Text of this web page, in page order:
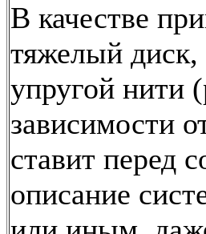
В качестве
тяжелый
упругой нити
зависимости
ставит перед
описание